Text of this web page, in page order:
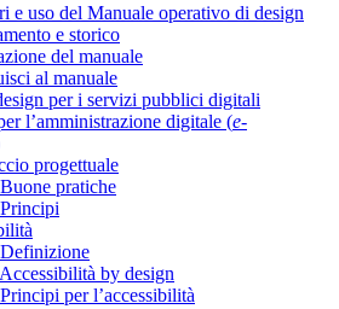
e uso del Manuale operativo di design
e storico
del manuale
al manuale
per i servizi pubblici digitali
l’amministrazione digitale (e-
progettuale
pratiche
by design
per l’accessibilità